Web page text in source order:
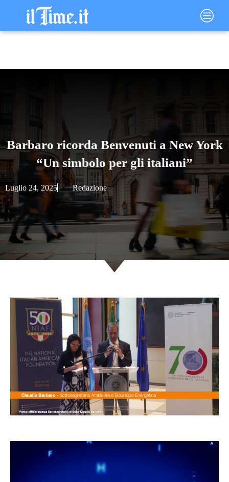
contenuto
Main
Menu
Barbaro ricorda Benvenuti a New York
“Un simbolo per gli italiani”
Luglio 24, 2025 Redazione